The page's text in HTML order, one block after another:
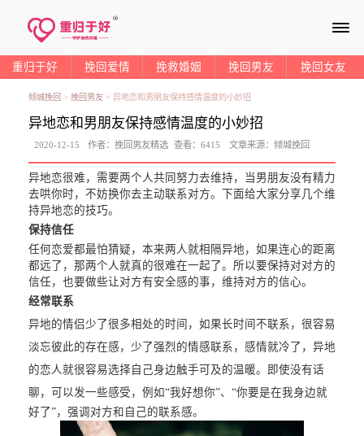
≡
重归于好 挽回爱情 挽救婚姻 挽回男友 挽回女友
倾城挽回 > 挽回男友> 异地恋和男朋友保持感情温度的小妙招
异地恋和男朋友保持感情温度的小妙招
2020-12-15 作者：挽回男友精选 查看：6415 文章来源： 倾城挽回
异地恋很难，需要两个人共同努力去维持，当男朋友没有精力
去哄你时，不妨换你去主动联系对方。下面给大家分享几个维
持异地恋的技巧。
保持信任
任何恋爱都最怕猜疑，本来两人就相隔异地，如果连心的距离
都远了，那两个人就真的很难在一起了。所以要保持对对方的
信任，也要做些让对方有安全感的事，维持对方的信心。
经常联系
异地的情侣少了很多相处的时间，如果长时间不联系，很容易
淡忘彼此的存在感，少了强烈的情感联系，感情就冷了，异地
的恋人就很容易选择自己身边触手可及的温暖。即使没有话
聊，可以发一些感受，例如“我好想你”、“你要是在我身边就
好了”，强调对方和自己的联系感。